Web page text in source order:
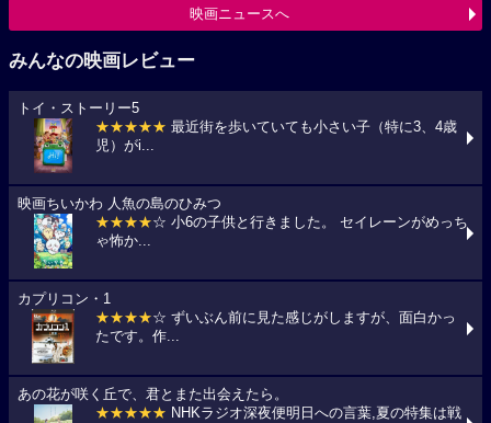
映画ニュースへ
みんなの映画レビュー
トイ・ストーリー5
★★★★★ 最近街を歩いていても小さい子（特に3、4歳
児）がi...
映画ちいかわ 人魚の島のひみつ
★★★★☆ 小6の子供と行きました。 セイレーンがめっち
ゃ怖か...
カプリコン・1
★★★★☆ ずいぶん前に見た感じがしますが、面白かっ
たです。作...
あの花が咲く丘で、君とまた出会えたら。
★★★★★ NHKラジオ深夜便明日への言葉,夏の特集は戦